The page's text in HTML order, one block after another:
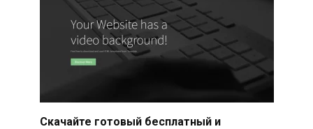
Скачайте готовый бесплатный и